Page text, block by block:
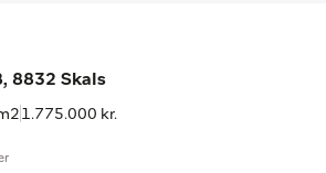
8832 Skals
1.775.000 kr.